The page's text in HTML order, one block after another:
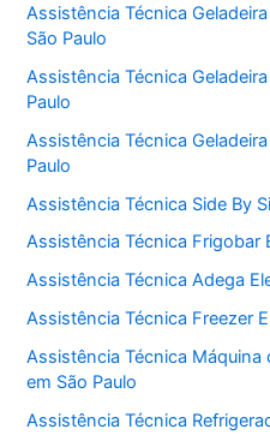
Assistência Técnica
São Paulo
Assistência Técnica
Paulo
Assistência Técnica
Paulo
Assistência Técnica Side By
Assistência Técnica Frigobar
Assistência Técnica Adega
Assistência Técnica Freezer
Assistência Técnica Máquina
em São Paulo
Assistência Técnica